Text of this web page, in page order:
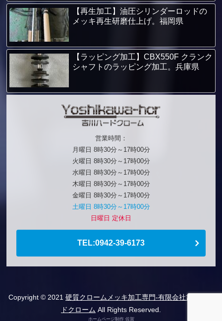
【再生加工】油圧シリンダーロッドの
メッキ再生研磨仕上げ。福岡県
【ラッピング加工】CBX550F クランク
シャフトのラッピング加工。兵庫県
営業時間：
月曜日 8時30分～17時00分
火曜日 8時30分～17時00分
水曜日 8時30分～17時00分
木曜日 8時30分～17時00分
金曜日 8時30分～17時00分
土曜日 8時30分～17時00分
日曜日 定休日
TEL:0942-39-6173
Copyright © 2021 硬質クロームメッキ加工専門-有限会社吉川ハー
ドクローム All Rights Reserved.
ホームページ制作 佐賀